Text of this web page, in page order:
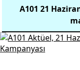
A101 21